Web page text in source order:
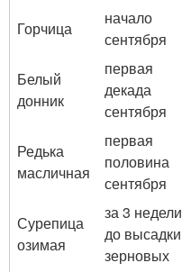
Горчица
начало
сентября
Белый
донник
первая
декада
сентября
Редька
масличная
первая
половина
сентября
Сурепица
озимая
за 3 недели
до высадки
зерновых